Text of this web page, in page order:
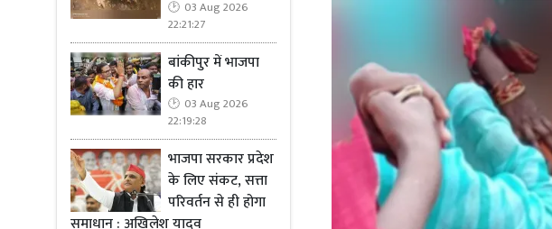
03 Aug 2026
22:21:27
बांकीपुर में भाजपा
की हार
03 Aug 2026
22:19:28
भाजपा सरकार प्रदेश
के लिए संकट, सत्ता
परिवर्तन से ही होगा
समाधान : अखिलेश यादव